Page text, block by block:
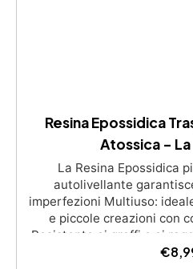
Resina Epossidica
Atossica –
La Resina Epossidica
autolivellante
imperfezioni Multiuso:
e piccole creazioni con
Resistente ai graffi e ai
durature, vibranti e senza
€